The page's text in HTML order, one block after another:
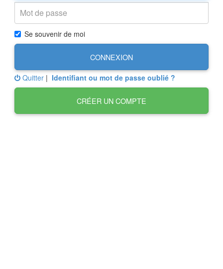
Se souvenir de moi
CONNEXION
Quitter | Identifiant ou mot de passe oublié ?
CRÉER UN COMPTE